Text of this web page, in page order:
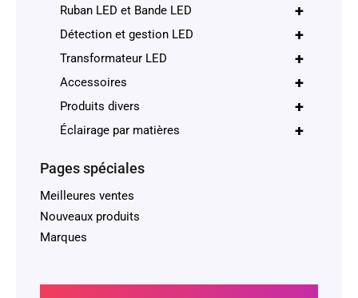
+
Ruban LED et Bande LED
+
Détection et gestion LED
+
Transformateur LED
+
Accessoires
+
Produits divers
+
Éclairage par matières
Pages spéciales
Meilleures ventes
Nouveaux produits
Marques